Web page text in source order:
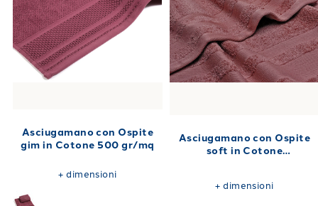
Asciugamano con Ospite
gim in Cotone 500 gr/mq
+dimensioni
Asciugamano con Ospite
soft in Cotone
+dimensioni